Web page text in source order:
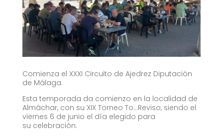
Comienza el XXXI Circuito de Ajedrez Diputación
de Málaga.
Esta temporada da comienzo en la localidad de
Almáchar, con su XIX Torneo To…Reviso, siendo el
viernes 6 de junio el día elegido para
su celebración.